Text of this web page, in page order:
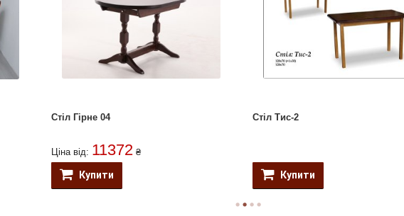
Стіл Гірне 04
Ціна від: 11372 ₴
Купити
Стіл Тис-2
Купити